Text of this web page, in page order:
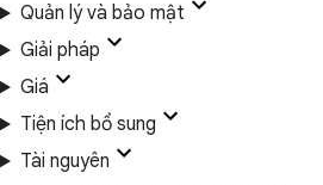
Quản lý và bảo mật
Giải pháp
Giá
Tiện ích bổ sung
Tài nguyên